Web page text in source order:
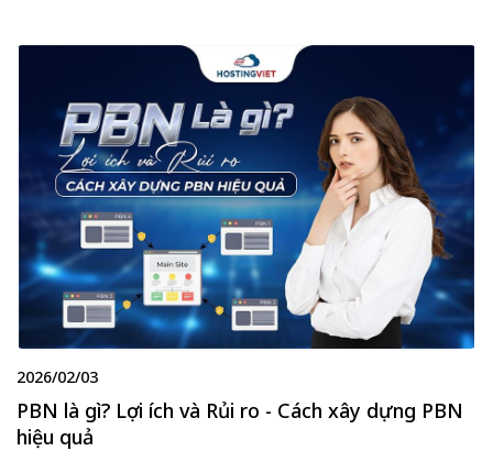
2026/02/03
PBN là gì? Lợi ích và Rủi ro - Cách xây dựng PBN
hiệu quả